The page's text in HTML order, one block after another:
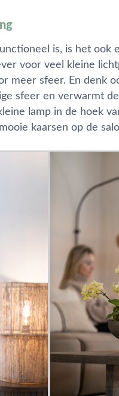
is, is het ook
voor veel kleine
meer sfeer. En denk
sfeer en verwarmt
lamp in de hoek
kaarsen op de